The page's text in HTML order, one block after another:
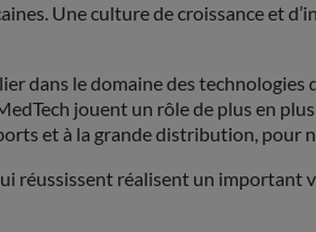
Une culture de croissance et
dans le domaine des
jouent un rôle de plus en
et à la grande distribution, pour
réussissent réalisent un